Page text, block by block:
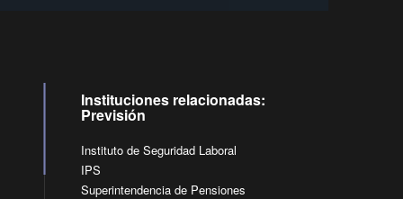
Instituciones relacionadas:
Previsión
Instituto de Seguridad Laboral
IPS
Superintendencia de Pensiones